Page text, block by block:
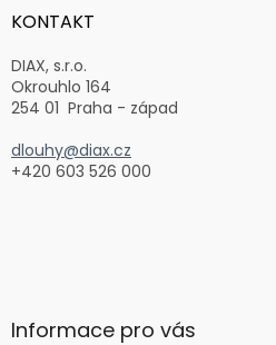
aKONTAKT
DIAX, s.r.o.
Okrouhlo 164
254 01 Praha - západ
dlouhy@diax.cz
+420 603 526 000
Informace pro vás